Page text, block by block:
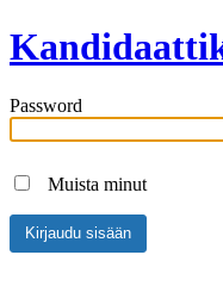
Password
Muista minut